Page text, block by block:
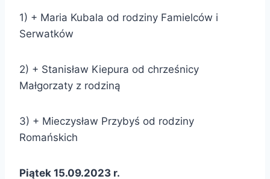
1) + Maria Kubala od rodziny Famielców i
Serwatków
2) + Stanisław Kiepura od chrześnicy
Małgorzaty z rodziną
3) + Mieczysław Przybyś od rodziny
Romańskich
Piątek 15.09.2023 r.